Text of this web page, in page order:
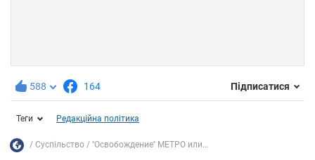
588 164 Підписатися
Теги Редакційна політика
Суспільство ''Освобождение'' МЕТРО или...